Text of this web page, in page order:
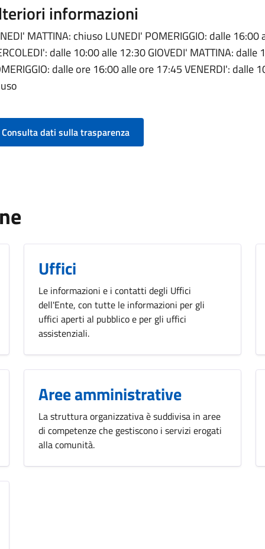
informazioni
MATTINA: chiuso LUNEDI' POMERIGGIO: dalle
dalle 10:00 alle 12:30 GIOVEDI' MATTINA: dalle
dalle ore 16:00 alle ore 17:45 VENERDI': dalle
Consulta dati sulla trasparenza
Uffici
Le informazioni e i contatti degli Uffici
dell'Ente, con tutte le informazioni per gli
uffici aperti al pubblico e per gli uffici
assistenziali.
Aree amministrative
La struttura organizzativa è suddivisa in aree
di competenze che gestiscono i servizi erogati
alla comunità.